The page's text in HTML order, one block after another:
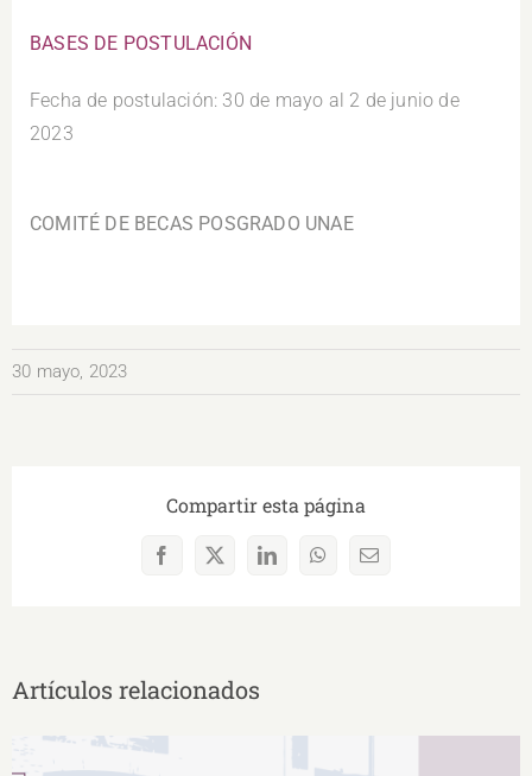
BASES DE POSTULACIÓN
Fecha de postulación: 30 de mayo al 2 de junio de
2023
COMITÉ DE BECAS POSGRADO UNAE
30 mayo, 2023
Compartir esta página
Facebook
X LinkedInWhatsAppCorreo
Artículos relacionados